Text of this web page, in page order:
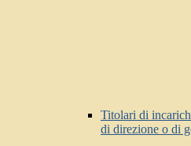
Titolari di
di direzione o di